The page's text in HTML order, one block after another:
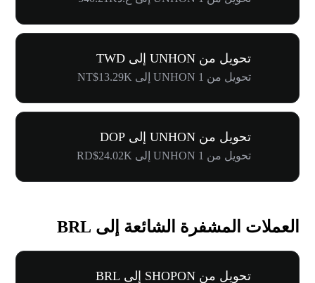
تحويل من UNHON إلى TWD
تحويل من 1 UNHON إلى NT$13.29K
تحويل من UNHON إلى DOP
تحويل من 1 UNHON إلى RD$24.02K
العملات المشفرة الشائعة إلى BRL
تحويل من SHOPON إلى BRL